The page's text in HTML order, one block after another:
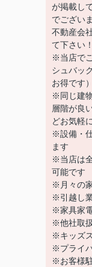
が掲載し
でござい
不動産会
て下さい！
※当店で
シュバッ
お得です）
※同じ建
層階が良
どお気軽
※設備・
ます
※当店は
可能です
※月々の
※引越し
※家具家
※他社取
※キッズ
※プライ
※お客様